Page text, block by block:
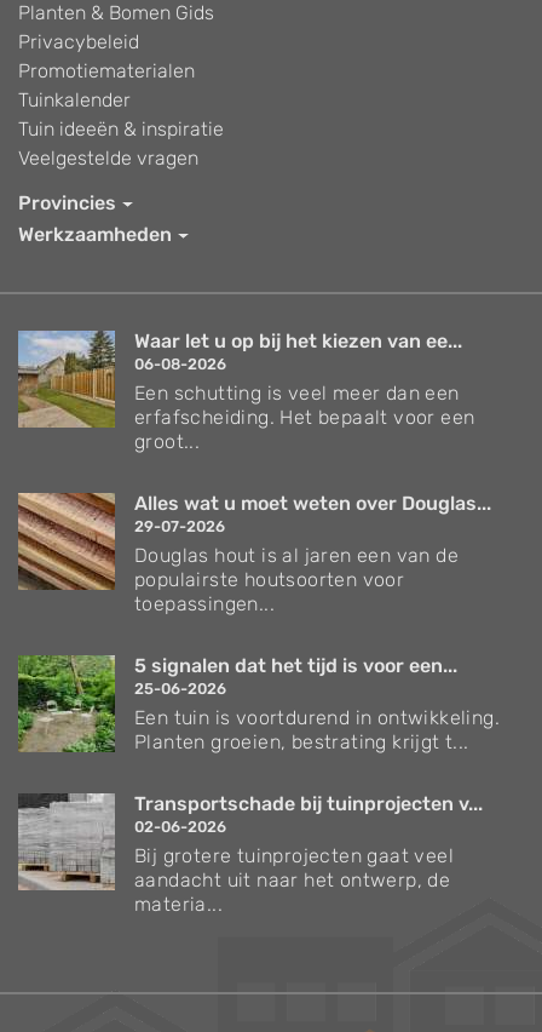
Planten & Bomen Gids
Privacybeleid
Promotiematerialen
Tuinkalender
Tuin ideeën & inspiratie
Veelgestelde vragen
Provincies
Werkzaamheden
Waar let u op bij het kiezen van ee...
06-08-2026
Een schutting is veel meer dan een
erfafscheiding. Het bepaalt voor een
groot...
Alles wat u moet weten over Douglas...
29-07-2026
Douglas hout is al jaren een van de
populairste houtsoorten voor
toepassingen...
5 signalen dat het tijd is voor een...
25-06-2026
Een tuin is voortdurend in ontwikkeling.
Planten groeien, bestrating krijgt t...
Transportschade bij tuinprojecten v...
02-06-2026
Bij grotere tuinprojecten gaat veel
aandacht uit naar het ontwerp, de
materia...